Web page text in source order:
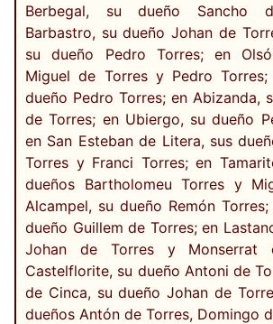
Berbegal, su dueño Sancho
Barbastro, su dueño Johan de
su dueño Pedro Torres; en
Miguel de Torres y Pedro
dueño Pedro Torres; en Abizanda,
de Torres; en Ubiergo, su dueño
en San Esteban de Litera, sus
Torres y Franci Torres; en
dueños Bartholomeu Torres y
Alcampel, su dueño Remón
dueño Guillem de Torres; en
Johan de Torres y Monserrat
Castelflorite, su dueño Antoni de
de Cinca, su dueño Johan de
dueños Antón de Torres, Domingo